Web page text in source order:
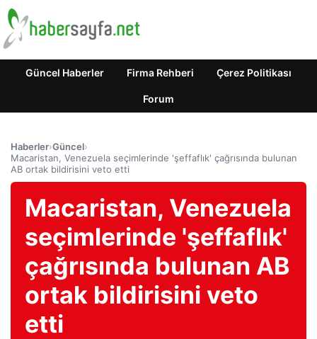
Güncel Haberler Firma Rehberi Çerez Politikası
Forum
Haberler›Güncel›
Macaristan, Venezuela seçimlerinde 'şeffaflık' çağrısında bulunan
AB ortak bildirisini veto etti
Macaristan, Venezuela
seçimlerinde 'şeffaflık'
çağrısında bulunan AB
ortak bildirisini veto
etti